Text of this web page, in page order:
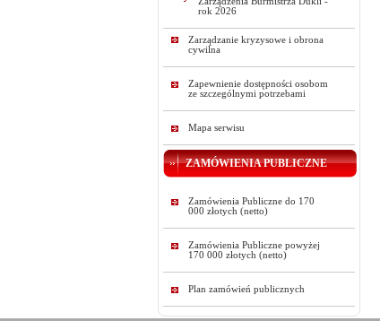
rok 2026
Zarządzanie kryzysowe i obrona
cywilna
Zapewnienie dostępności osobom
ze szczególnymi potrzebami
Mapa serwisu
ZAMÓWIENIA PUBLICZNE
Zamówienia Publiczne do 170
000 złotych (netto)
Zamówienia Publiczne powyżej
170 000 złotych (netto)
Plan zamówień publicznych